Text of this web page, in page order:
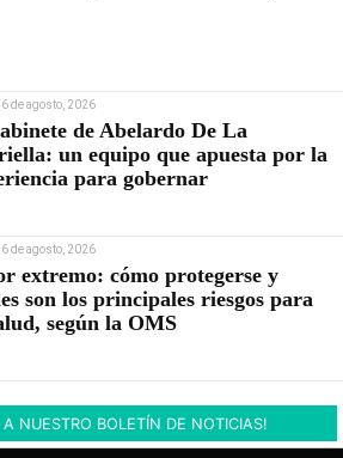
de agosto, 2026
de Abelardo De La
un equipo que apuesta por la
para gobernar
de agosto, 2026
extremo: cómo protegerse y
son los principales riesgos para
según la OMS
A NUESTRO BOLETÍN DE NOTICIAS!